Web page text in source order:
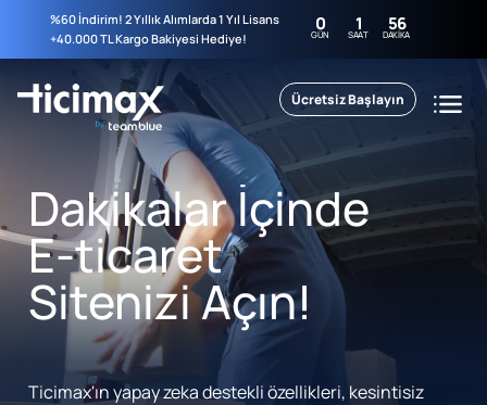
%60 İndirim! 2 Yıllık Alımlarda 1 Yıl Lisans
+40.000 TL Kargo Bakiyesi Hediye!
0
GÜN 1
SAAT 56
DAKIKA
Ücretsiz Başlayın
Dakikalar İçinde
E-ticaret
Sitenizi Açın!
Ticimax'ın yapay zeka destekli özellikleri, kesintisiz